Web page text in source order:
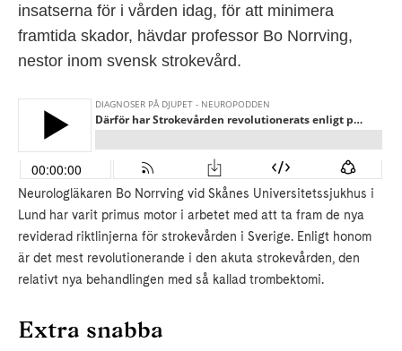
insatserna för i vården idag, för att minimera
framtida skador, hävdar professor Bo Norrving,
nestor inom svensk strokevård.
Neurologläkaren Bo Norrving vid Skånes Universitetssjukhus i
Lund har varit primus motor i arbetet med att ta fram de nya
reviderad riktlinjerna för strokevården i Sverige. Enligt honom
är det mest revolutionerande i den akuta strokevården, den
relativt nya behandlingen med så kallad trombektomi.
Extra snabba